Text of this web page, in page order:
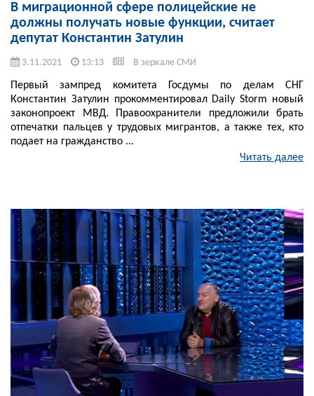
В миграционной сфере полицейские не
должны получать новые функции, считает
депутат Константин Затулин
3.11.2021 13:13 В зеркале СМИ
Первый зампред комитета Госдумы по делам СНГ
Константин Затулин прокомментировал Daily Storm новый
законопроект МВД. Правоохранители предложили брать
отпечатки пальцев у трудовых мигрантов, а также тех, кто
подает на гражданство ...
Читать далее